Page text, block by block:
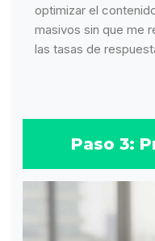
optimizar el
masivos sin que me
las tasas de
Paso 3: